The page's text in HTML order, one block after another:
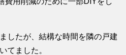
したが、結構な時間を隣の戸建
てました。